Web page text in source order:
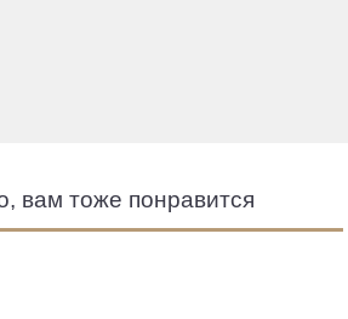
вам тоже понравится